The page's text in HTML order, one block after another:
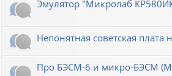
Эмулятор "Микролаб
Непонятная советская плата
Про БЭСМ-6 и микро-БЭСМ